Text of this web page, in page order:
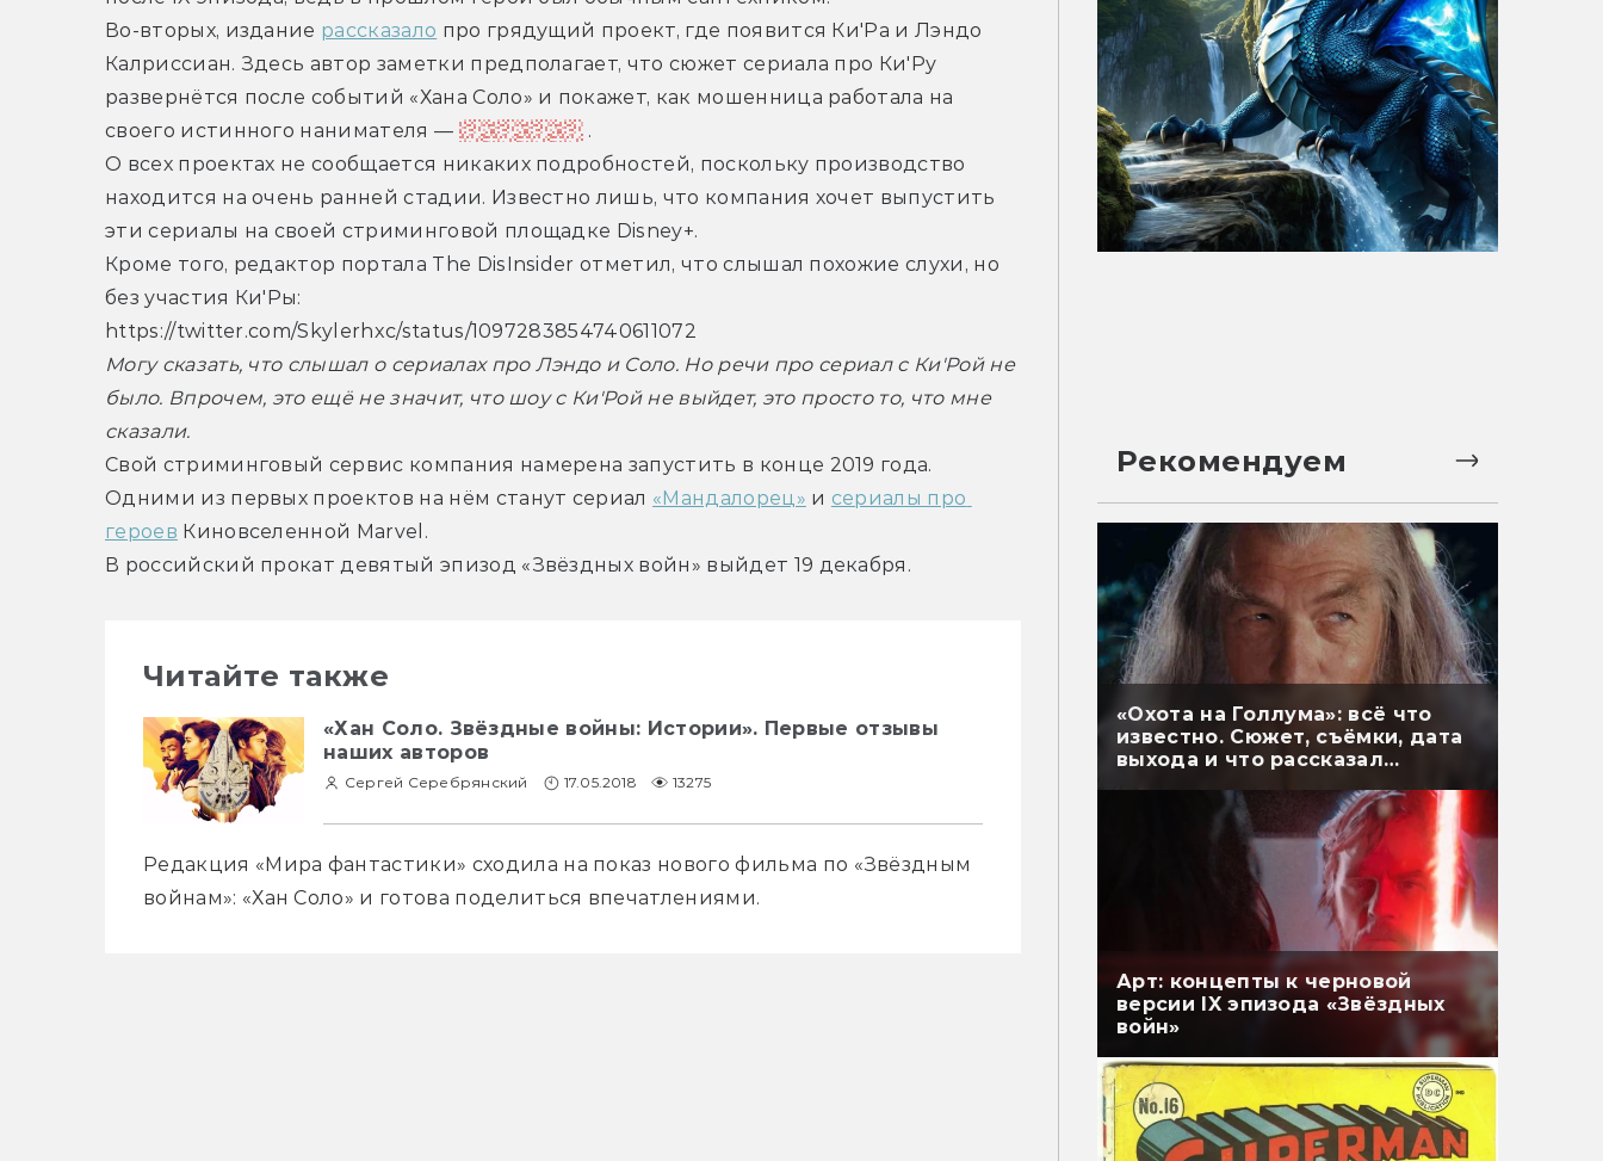
Во-вторых, издание рассказало про грядущий проект, где появится Ки'Ра и Лэндо
Калриссиан. Здесь автор заметки предполагает, что сюжет сериала про Ки'Ру
развернётся после событий «Хана Соло» и покажет, как мошенница работала на
своего истинного нанимателя — Дарта Мола .
О всех проектах не сообщается никаких подробностей, поскольку производство
находится на очень ранней стадии. Известно лишь, что компания хочет выпустить
эти сериалы на своей стриминговой площадке Disney+.
Кроме того, редактор портала The DisInsider отметил, что слышал похожие слухи, но
без участия Ки'Ры:
https://twitter.com/Skylerhxc/status/1097283854740611072
Могу сказать, что слышал о сериалах про Лэндо и Соло. Но речи про сериал с Ки'Рой не
было. Впрочем, это ещё не значит, что шоу с Ки'Рой не выйдет, это просто то, что мне
сказали.
Свой стриминговый сервис компания намерена запустить в конце 2019 года.
Одними из первых проектов на нём станут сериал «Мандалорец» и сериалы про
героев Киновселенной Marvel.
В российский прокат девятый эпизод «Звёздных войн» выйдет 19 декабря.
Читайте также
«Хан Соло. Звёздные войны: Истории». Первые отзывы
наших авторов
Сергей Серебрянский 17.05.2018 13275
Редакция «Мира фантастики» сходила на показ нового фильма по «Звёздным
войнам»: «Хан Соло» и готова поделиться впечатлениями.
Рекомендуем
«Охота на Голлума»: всё что
известно. Сюжет, съёмки, дата
выхода и что рассказал
Арт: концепты к черновой
версии IX эпизода «Звёздных
войн»